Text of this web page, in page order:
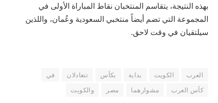
بهذه النتيجة، يتقاسم المنتخبان نقاط المباراة الأولى في
المجموعة التي تضم أيضاً منتخبي السعودية وعُمان، واللذين
سيلتقيان في وقت لاحق.
العرب الكويت بداية بكأس تتعادلان
في
كأس العرب
مشوارهما مصر والكويت